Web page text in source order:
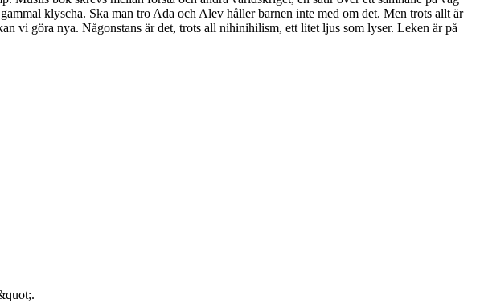
klyscha. Ska man tro Ada och Alev håller barnen inte med om det. Men trots allt är
vi göra nya. Någonstans är det, trots all nihinihilism, ett litet ljus som lyser. Leken är på